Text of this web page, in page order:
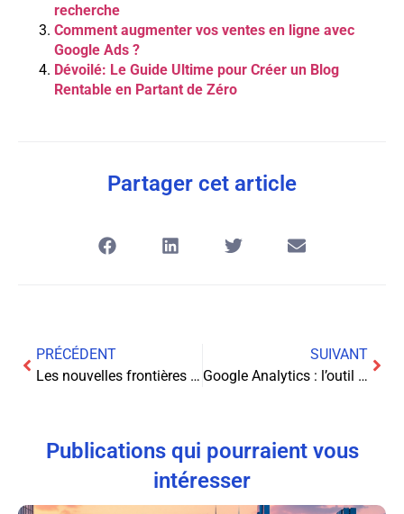
recherche
Comment augmenter vos ventes en ligne avec
Google Ads ?
Dévoilé: Le Guide Ultime pour Créer un Blog
Rentable en Partant de Zéro
Partager cet article
PRÉCÉDENT
Les nouvelles frontières du marketing digital dans le secteur technologique
SUIVANT
Google Analytics : l’outil incontournable pour optimiser votre marketing de contenu
Publications qui pourraient vous
intéresser